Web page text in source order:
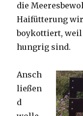
die
Haifütterung
boykottiert,
hungrig sind.
Ansch
ließen
d